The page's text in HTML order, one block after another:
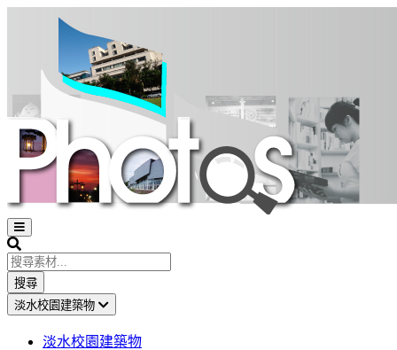
Open
sidebar
Search
搜尋
淡水校園建築物
淡水校園建築物